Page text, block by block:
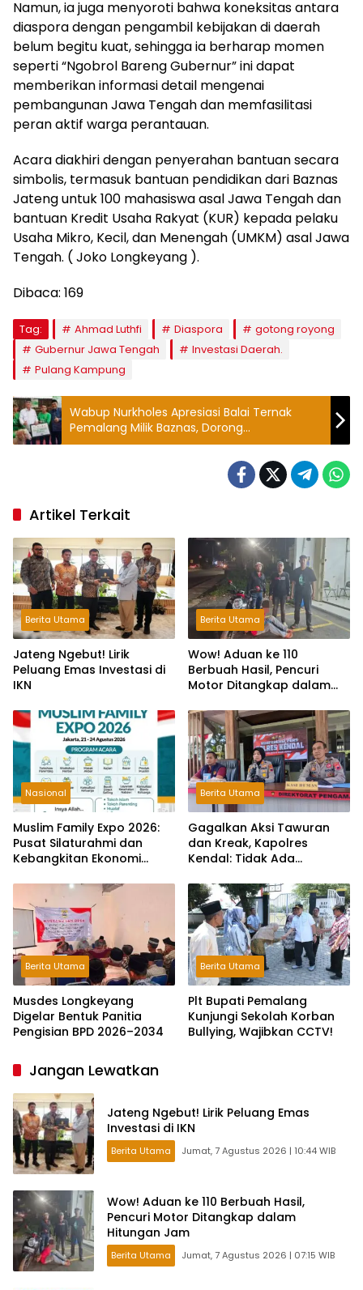
Namun, ia juga menyoroti bahwa koneksitas antara
diaspora dengan pengambil kebijakan di daerah
belum begitu kuat, sehingga ia berharap momen
seperti “Ngobrol Bareng Gubernur” ini dapat
memberikan informasi detail mengenai
pembangunan Jawa Tengah dan memfasilitasi
peran aktif warga perantauan.
Acara diakhiri dengan penyerahan bantuan secara
simbolis, termasuk bantuan pendidikan dari Baznas
Jateng untuk 100 mahasiswa asal Jawa Tengah dan
bantuan Kredit Usaha Rakyat (KUR) kepada pelaku
Usaha Mikro, Kecil, dan Menengah (UMKM) asal Jawa
Tengah. ( Joko Longkeyang ).
Dibaca: 169
Tag: Ahmad Luthfi Diaspora
gotong royong
Gubernur Jawa Tengah
Investasi Daerah.
Pulang Kampung
Wabup Nurkholes Apresiasi Balai Ternak
Pemalang Milik Baznas, Dorong
Kesejahteraan Mustahik
Artikel Terkait
Berita Utama
Jateng Ngebut! Lirik
Peluang Emas Investasi di
IKN
Berita Utama
Wow! Aduan ke 110
Berbuah Hasil, Pencuri
Motor Ditangkap dalam
Nasional
Muslim Family Expo 2026:
Pusat Silaturahmi dan
Kebangkitan Ekonomi
Berita Utama
Gagalkan Aksi Tawuran
dan Kreak, Kapolres
Kendal: Tidak Ada
Pelaku Kejahatan Jalanan
Berita Utama
Musdes Longkeyang
Digelar Bentuk Panitia
Pengisian BPD 2026–2034
Berita Utama
Plt Bupati Pemalang
Kunjungi Sekolah Korban
Bullying, Wajibkan CCTV!
Jangan Lewatkan
Jateng Ngebut! Lirik Peluang Emas
Investasi di IKN
Berita Utama Jumat, 7 Agustus 2026 | 10:44 WIB
Wow! Aduan ke 110 Berbuah Hasil,
Pencuri Motor Ditangkap dalam
Hitungan Jam
Berita Utama Jumat, 7 Agustus 2026 | 07:15 WIB